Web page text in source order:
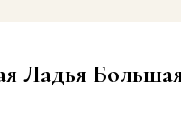
Ладья